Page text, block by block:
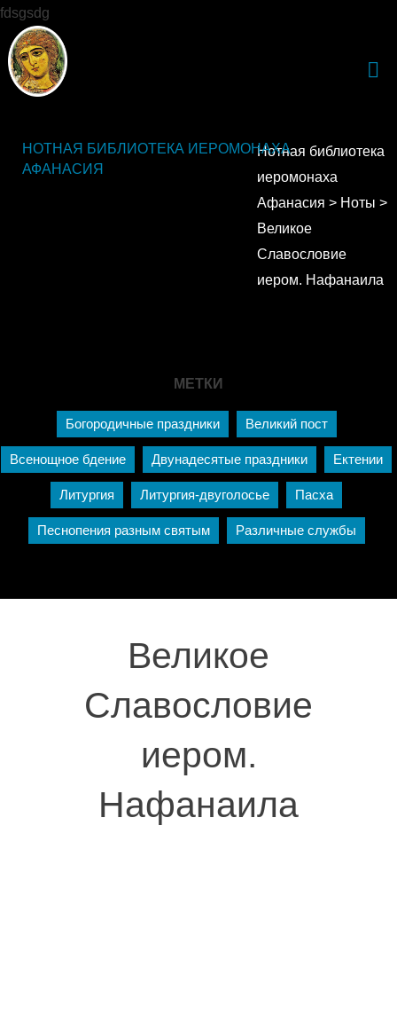
fdsgsdg
НОТНАЯ БИБЛИОТЕКА ИЕРОМОНАХА
АФАНАСИЯ
Нотная библиотека
иеромонаха
Афанасия > Ноты >
Великое
Славословие
иером. Нафанаила
МЕТКИ
Богородичные праздники Великий пост
Всенощное бдение Двунадесятые праздники Ектении
Литургия Литургия-двуголосье Пасха
Песнопения разным святым Различные службы
Великое
Славословие
иером.
Нафанаила